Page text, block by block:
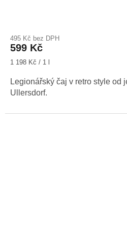
495 Kč bez DPH
599 Kč
Měrná
1 198 Kč / 1 l
Legionářský čaj v retro style od
Ullersdorf.